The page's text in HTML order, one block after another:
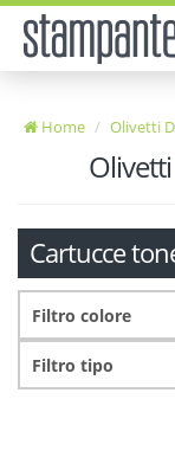
Home Olivetti
Cartucce